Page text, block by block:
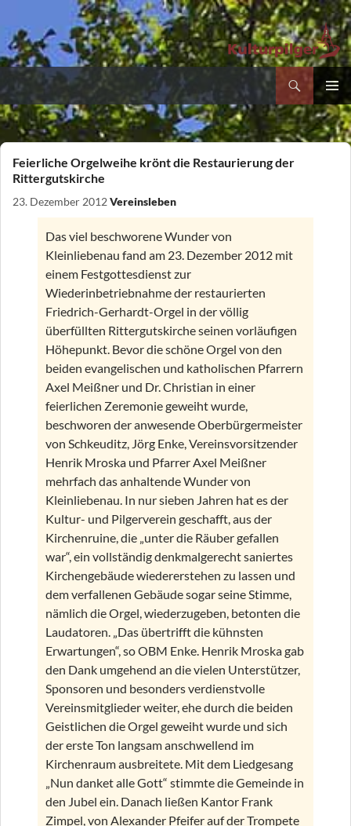
Kultur- und Pilgerverein Kleinliebenau e.V.
Suchen
MENÜ
Zum
Inhalt
springen
Feierliche Orgelweihe krönt die Restaurierung der
Rittergutskirche
23. Dezember 2012Vereinsleben
Das viel beschworene Wunder von
Kleinliebenau fand am 23. Dezember 2012 mit
einem Festgottesdienst zur
Wiederinbetriebnahme der restaurierten
Friedrich-Gerhardt-Orgel in der völlig
überfüllten Rittergutskirche seinen vorläufigen
Höhepunkt. Bevor die schöne Orgel von den
beiden evangelischen und katholischen Pfarrern
Axel Meißner und Dr. Christian in einer
feierlichen Zeremonie geweiht wurde,
beschworen der anwesende Oberbürgermeister
von Schkeuditz, Jörg Enke, Vereinsvorsitzender
Henrik Mroska und Pfarrer Axel Meißner
mehrfach das anhaltende Wunder von
Kleinliebenau. In nur sieben Jahren hat es der
Kultur- und Pilgerverein geschafft, aus der
Kirchenruine, die „unter die Räuber gefallen
war“, ein vollständig denkmalgerecht saniertes
Kirchengebäude wiedererstehen zu lassen und
dem verfallenen Gebäude sogar seine Stimme,
nämlich die Orgel, wiederzugeben, betonten die
Laudatoren. „Das übertrifft die kühnsten
Erwartungen“, so OBM Enke. Henrik Mroska gab
den Dank umgehend an die vielen Unterstützer,
Sponsoren und besonders verdienstvolle
Vereinsmitglieder weiter, ehe durch die beiden
Geistlichen die Orgel geweiht wurde und sich
der erste Ton langsam anschwellend im
Kirchenraum ausbreitete. Mit dem Liedgesang
„Nun danket alle Gott“ stimmte die Gemeinde in
den Jubel ein. Danach ließen Kantor Frank
Zimpel, von Alexander Pfeifer auf der Trompete